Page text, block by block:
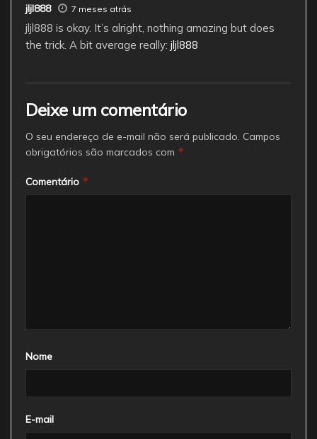
jljl888 7 meses atrás
jljl888 is okay. It’s alright, nothing amazing but does
the trick. A bit average really: jljl888
Deixe um comentário
O seu endereço de e-mail não será publicado. Campos
obrigatórios são marcados com *
Comentário *
Nome
E-mail